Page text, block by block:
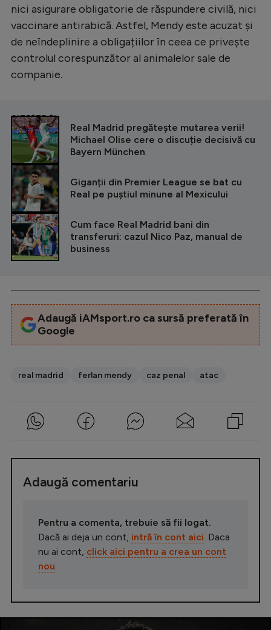
JO 2026
nici asigurare obligatorie de răspundere civilă, nici
vaccinare antirabică. Astfel, Mendy este acuzat și
de neîndeplinire a obligațiilor în ceea ce privește
controlul corespunzător al animalelor sale de
companie.
CITEȘTE ȘI
Real Madrid pregătește mutarea verii!
Michael Olise cere o discuție decisivă cu
Bayern München
Giganții din Premier League se bat cu
Real pe puștiul minune al Mexicului
Cum face Real Madrid bani din
transferuri: cazul Nico Paz, manual de
business
Adaugă iAMsport.ro ca sursă preferată în
Google
real madrid ferlan mendy caz penal atac
Adaugă comentariu
Pentru a comenta, trebuie să fii logat.
Dacă ai deja un cont, intră în cont aici . Daca
nu ai cont, click aici pentru a crea un cont
nou